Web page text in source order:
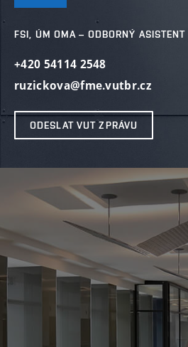
FSI, ÚM OMA – ODBORNÝ ASISTENT
+420 54114 2548
ruzickova@fme.vutbr.cz
ODESLAT VUT ZPRÁVU